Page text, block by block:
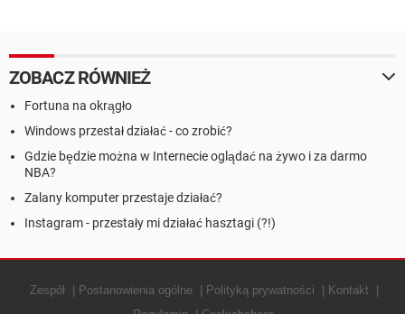
ZOBACZ RÓWNIEŻ
Fortuna na okrągło
Windows przestał działać - co zrobić?
Gdzie będzie można w Internecie oglądać na żywo i za darmo
NBA?
Zalany komputer przestaje działać?
Instagram - przestały mi działać hasztagi (?!)
Zespół Postanowienia ogólne Polityką prywatności
Kontakt